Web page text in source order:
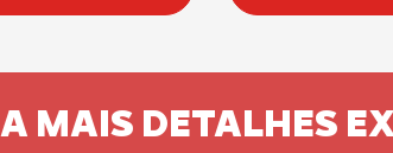
MAIS DETALHES